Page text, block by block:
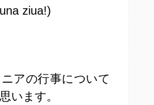
ziua!)
アの行事について
います。